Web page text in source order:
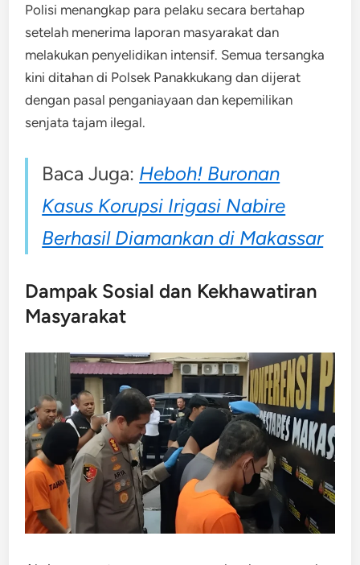
Polisi menangkap para pelaku secara bertahap
setelah menerima laporan masyarakat dan
melakukan penyelidikan intensif. Semua tersangka
kini ditahan di Polsek Panakkukang dan dijerat
dengan pasal penganiayaan dan kepemilikan
senjata tajam ilegal.
Baca Juga: Heboh! Buronan
Kasus Korupsi Irigasi Nabire
Berhasil Diamankan di Makassar
Dampak Sosial dan Kekhawatiran
Masyarakat